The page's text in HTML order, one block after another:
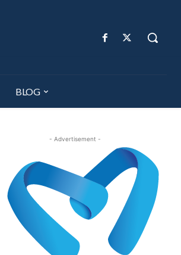
BLOG
- Advertisement -